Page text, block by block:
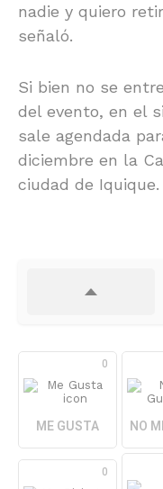
nadie y quiero
señaló.
Si bien no se
del evento, en el
sale agendada
diciembre en la
ciudad de Iquique.
0
ME GUSTA NO
0